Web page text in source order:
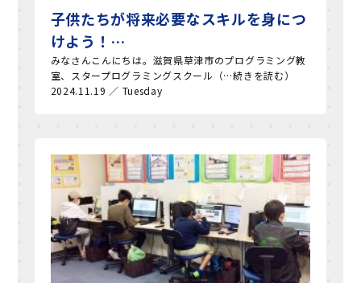
子供たちが将来必要なスキルを身につ
けよう！…
みなさんこんにちは。滋賀県草津市のプログラミング教
室、スタープログラミングスクール（…続きを読む）
2024.11.19 ／ Tuesday